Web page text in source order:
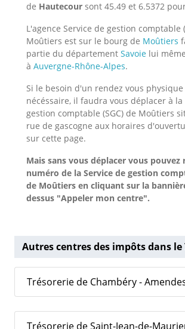
de Hautecour sont 45.49 et 6.5372
L'agence Service de gestion comptable
Moûtiers est sur le bourg de Moûtiers
partie du département Savoie lui
à Auvergne-Rhône-Alpes.
Si le besoin d'un rendez vous physique
nécéssaire, il faudra vous déplacer à la
gestion comptable (SGC) de Moûtiers
rue de gascogne aux horaires
sur cette page.
Mais sans vous déplacer vous pouvez
numéro de la Service de gestion
de Moûtiers en cliquant sur la
dessus "Appeler mon centre".
Autres centres des impôts dans le
Trésorerie de Chambéry -
Trésorerie de Saint-Jean-de-